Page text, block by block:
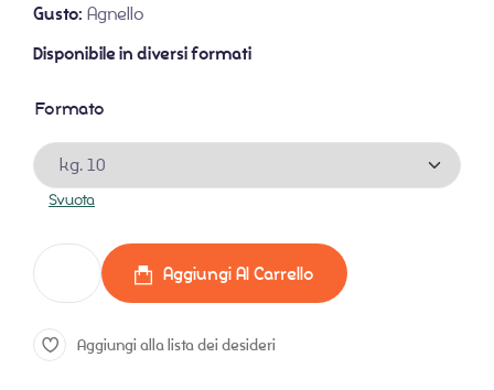
Gusto: Agnello
Disponibile in diversi formati
Formato
Svuota
Aggiungi Al Carrello
Aggiungi alla lista dei desideri